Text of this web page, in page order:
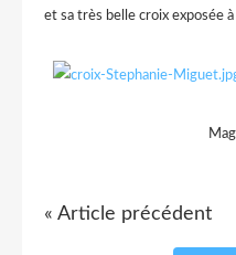
et sa très belle croix exposée
« Article précédent